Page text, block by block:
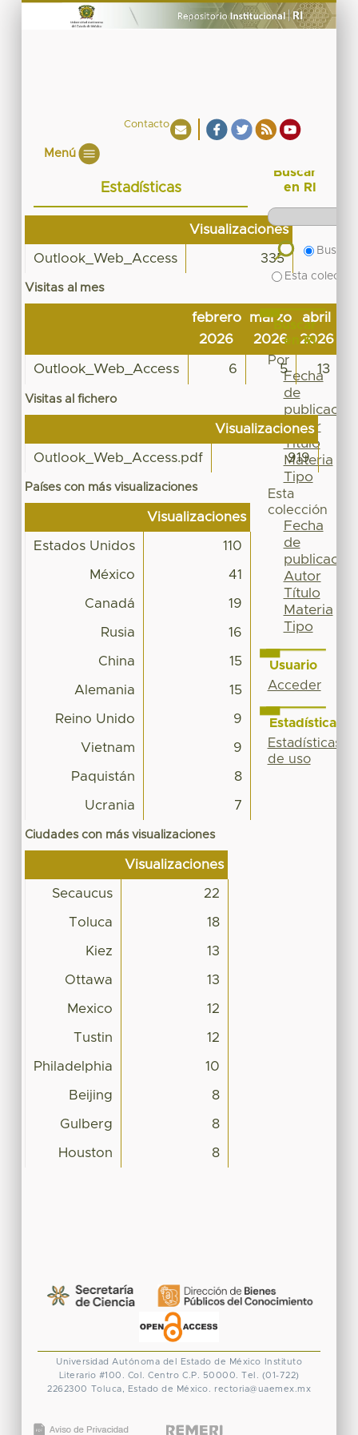
Contacto
Menú
Estadísticas
Visualizaciones
Outlook_Web_Access 335
Visitas al mes
febrero
2026
marzo
2026
abril
2026
Outlook_Web_Access 6 5 13
Visitas al fichero
Visualizaciones
Outlook_Web_Access.pdf 919
Países con más visualizaciones
Visualizaciones
Estados Unidos 110
México 41
Canadá 19
Rusia 16
China 15
Alemania 15
Reino Unido 9
Vietnam 9
Paquistán 8
Ucrania 7
Ciudades con más visualizaciones
Visualizaciones
Secaucus 22
Toluca 18
Kiez 13
Ottawa 13
Mexico 12
Tustin 12
Philadelphia 10
Beijing 8
Gulberg 8
Houston 8
Buscar
en RI
Buscar
Esta
Buscar
en RI
Por
Fecha
de
publicación
Autor
Título
Materia
Tipo
Esta
colección
Fecha
de
publicación
Autor
Título
Materia
Tipo
Usuario
Acceder
Estadísticas
Estadísticas
de uso
Universidad Autónoma del Estado de México
Instituto
Literario #100. Col. Centro C.P. 50000. Tel. (01-722)
2262300 Toluca, Estado de México. rectoria@uaemex.mx